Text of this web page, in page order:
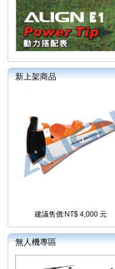
新上架商品
建議售價:NT$ 4,000 元
無人機專區